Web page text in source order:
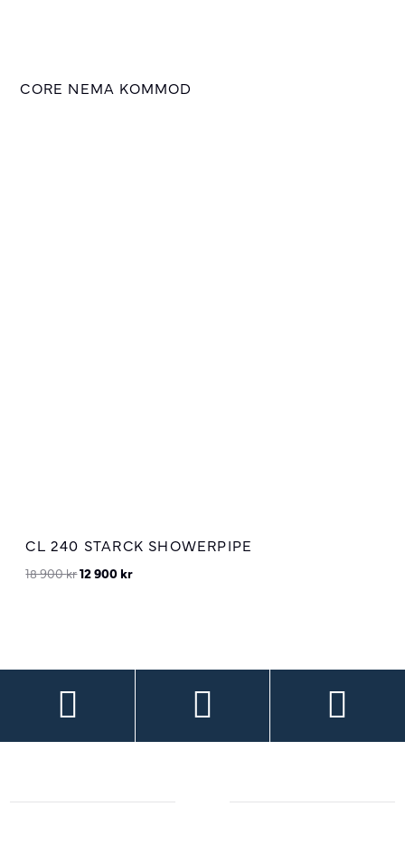
CORE NEMA KOMMOD
CL 240 STARCK SHOWERPIPE
18 900krOriginal
900 kr.
12 900 krCurrent
900 kr.